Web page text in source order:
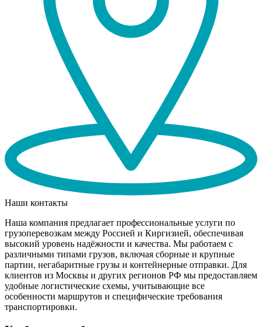
Наши контакты
Наша компания предлагает профессиональные услуги по
грузоперевозкам между Россией и Киргизией, обеспечивая
высокий уровень надёжности и качества. Мы работаем с
различными типами грузов, включая сборные и крупные
партии, негабаритные грузы и контейнерные отправки. Для
клиентов из Москвы и других регионов РФ мы предоставляем
удобные логистические схемы, учитывающие все
особенности маршрутов и специфические требования
транспортировки.